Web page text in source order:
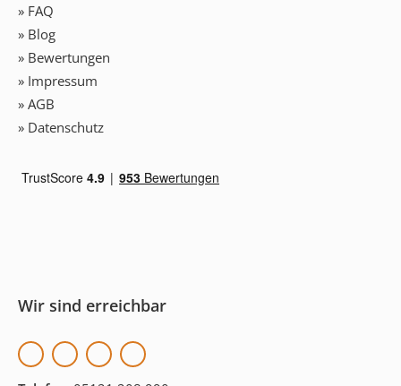
» FAQ
» Blog
» Bewertungen
» Impressum
» AGB
» Datenschutz
Wir sind erreichbar